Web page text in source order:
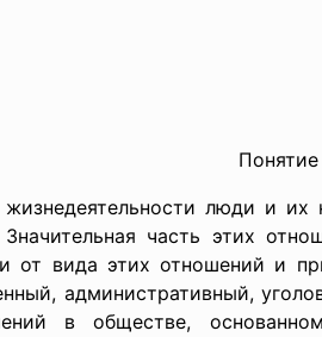
люди и их
часть этих
от вида этих отношений и
административный,
в обществе,